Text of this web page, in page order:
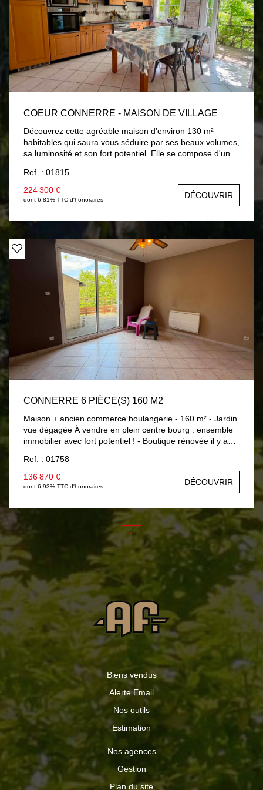
COEUR CONNERRE - MAISON DE VILLAGE
Découvrez cette agréable maison d'environ 130 m²
habitables qui saura vous séduire par ses beaux volumes,
sa luminosité et son fort potentiel. Elle se compose d'une
cuisine aménagée et équipée, d'un WC, d'une salle de
bains ainsi que de 4 belles chambres à l'étage avec la
possibilité d'une 5? chambre selon vos besoins. La
maison dispose également d'un sous-sol total offrant de
nombreuses possibilités : stockage, atelier, buanderie,
garage ou encore espace bricolage. Une maison
fonctionnelle et familiale avec un terrain agréable de 429
m² et proximité immédiate des commerces, écoles et
services font partie des nombreux atouts de ce bien.
Ref. : 01815
224 300 €
dont 6.81% TTC d'honoraires DÉCOUVRIR
CONNERRE 6 PIÈCE(S) 160 M2
Maison + ancien commerce boulangerie - 160 m² - Jardin
vue dégagée À vendre en plein centre bourg : ensemble
immobilier avec fort potentiel ! - Boutique rénovée il y a
refaite. -Ancien fournil (env. 59 m²) : réserve, douche,
WC, grenier sur l'ensemble. - Maison d'habitation (env. 90
m²) : RDC : cuisine aménagée/équipée, salle à manger
Étage : 3 chambres (dont 2 en enfilade), salle d'eau, WC
séparé, pièce en plus (future sde ou bureau) Extérieur :
Terrasse, cave voûtée, jardin avec belle vue sur le Duée.
Idéal projet pro/artisan, investisseur. Travaux à prévoir
mais bon potentiel. Bourg calme, commodités à pied
Ref. : 01758
136 870 €
dont 6.93% TTC d'honoraires DÉCOUVRIR
1
Biens vendus
Alerte Email
Nos outils
Estimation
Nos agences
Gestion
Plan du site